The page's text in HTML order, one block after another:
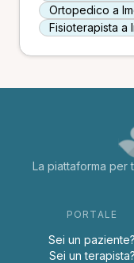
Ortopedico a
Fisioterapista a
La piattaforma per
PORTALE
Sei un paziente?
Sei un terapista?